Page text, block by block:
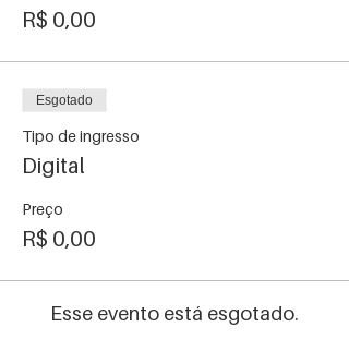
R$ 0,00
Esgotado
Tipo de ingresso
Digital
Preço
R$ 0,00
Esse evento está esgotado.